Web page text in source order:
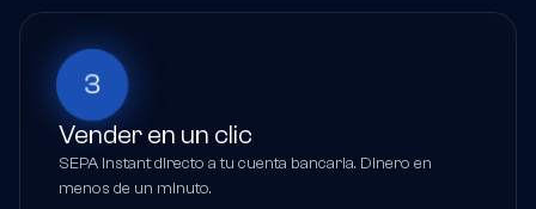
3
Vender en un clic
SEPA Instant directo a tu cuenta bancaria. Dinero en
menos de un minuto.